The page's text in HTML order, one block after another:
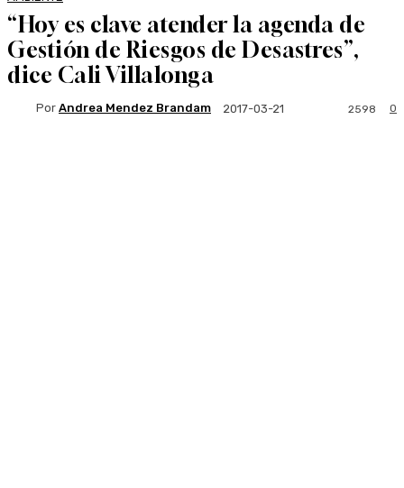
“Hoy es clave atender la agenda de
Gestión de Riesgos de Desastres”,
dice Cali Villalonga
Por Andrea Mendez Brandam 2017-03-21 0
2598